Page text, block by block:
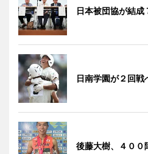
日本被団協が結成
日南学園が２回
後藤大樹、４００